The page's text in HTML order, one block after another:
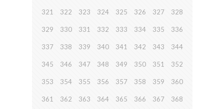
321 322 323 324 325 326 327 328
329 330 331 332 333 334 335 336
337 338 339 340 341 342 343 344
345 346 347 348 349 350 351 352
353 354 355 356 357 358 359 360
361 362 363 364 365 366 367 368